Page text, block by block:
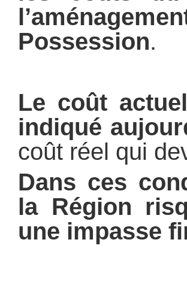
Possession.
Le coût
indiqué
coût réel qui
Dans ces
la Région
une impasse